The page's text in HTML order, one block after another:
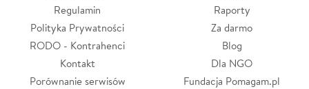
Regulamin
Polityka Prywatności
RODO - Kontrahenci
Kontakt
Porównanie serwisów
Raporty
Za darmo
Blog
Dla NGO
Fundacja Pomagam.pl